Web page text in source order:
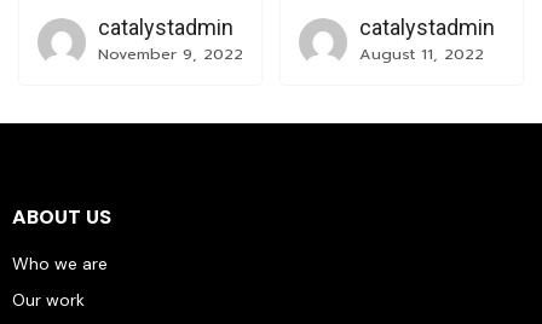
catalystadmin
November 9, 2022
catalystadmin
August 11, 2022
ABOUT US
Who we are
Our work